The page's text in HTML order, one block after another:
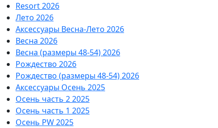
Resort 2026
Лето 2026
Аксессуары Весна-Лето 2026
Весна 2026
Весна (размеры 48-54) 2026
Рождество 2026
Рождество (размеры 48-54) 2026
Аксессуары Осень 2025
Осень часть 2 2025
Осень часть 1 2025
Осень PW 2025